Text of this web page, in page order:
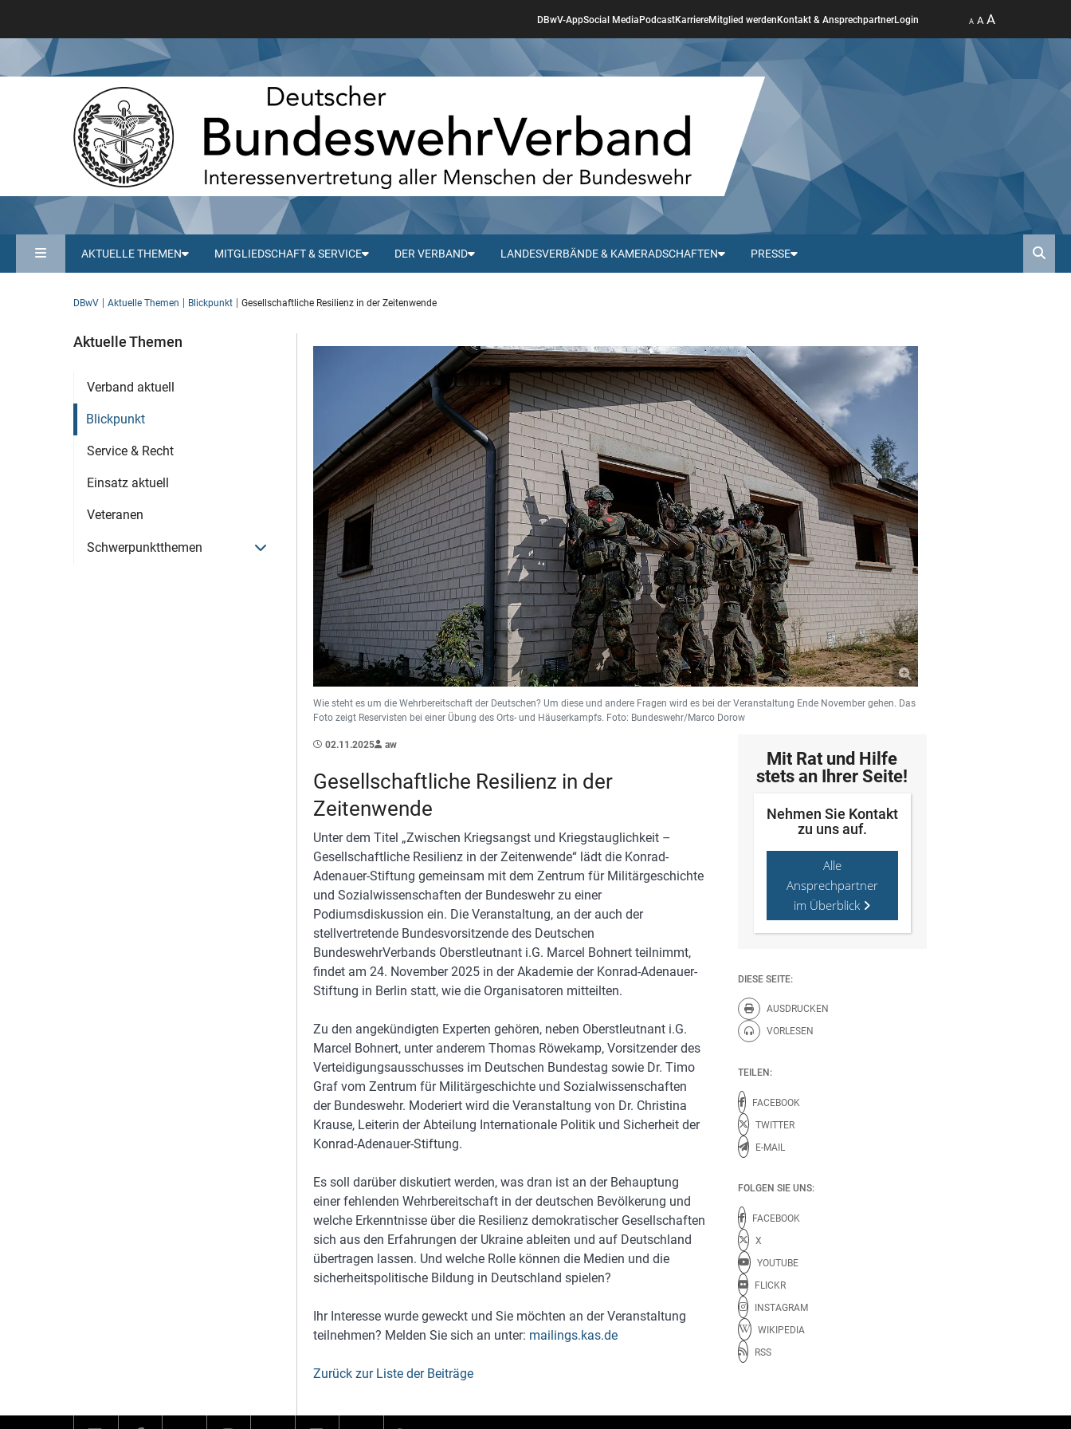
DBwV-AppSocial Media PodcastKarriereMitglied werden Kontakt & AnsprechpartnerLogin A A A
AKTUELLE THEMEN MITGLIEDSCHAFT & SERVICE DER VERBAND LANDESVERBÄNDE & KAMERADSCHAFTEN PRESSE
DBwV Aktuelle Themen Blickpunkt Gesellschaftliche Resilienz in der Zeitenwende
Aktuelle Themen
Verband aktuell
Blickpunkt
Service & Recht
Einsatz aktuell
Veteranen
Schwerpunktthemen Menü öffnen
Wie steht es um die Wehrbereitschaft der Deutschen? Um diese und andere Fragen wird es bei der Veranstaltung Ende November gehen. Das
Foto zeigt Reservisten bei einer Übung des Orts- und Häuserkampfs. Foto: Bundeswehr/Marco Dorow
02.11.2025 aw
Gesellschaftliche Resilienz in der
Zeitenwende
Unter dem Titel „Zwischen Kriegsangst und Kriegstauglichkeit –
Gesellschaftliche Resilienz in der Zeitenwende“ lädt die Konrad-
Adenauer-Stiftung gemeinsam mit dem Zentrum für Militärgeschichte
und Sozialwissenschaften der Bundeswehr zu einer
Podiumsdiskussion ein. Die Veranstaltung, an der auch der
stellvertretende Bundesvorsitzende des Deutschen
BundeswehrVerbands Oberstleutnant i.G. Marcel Bohnert teilnimmt,
findet am 24. November 2025 in der Akademie der Konrad-Adenauer-
Stiftung in Berlin statt, wie die Organisatoren mitteilten.
Zu den angekündigten Experten gehören, neben Oberstleutnant i.G.
Marcel Bohnert, unter anderem Thomas Röwekamp, Vorsitzender des
Verteidigungsausschusses im Deutschen Bundestag sowie Dr. Timo
Graf vom Zentrum für Militärgeschichte und Sozialwissenschaften
der Bundeswehr. Moderiert wird die Veranstaltung von Dr. Christina
Krause, Leiterin der Abteilung Internationale Politik und Sicherheit der
Konrad-Adenauer-Stiftung.
Es soll darüber diskutiert werden, was dran ist an der Behauptung
einer fehlenden Wehrbereitschaft in der deutschen Bevölkerung und
welche Erkenntnisse über die Resilienz demokratischer Gesellschaften
sich aus den Erfahrungen der Ukraine ableiten und auf Deutschland
übertragen lassen. Und welche Rolle können die Medien und die
sicherheitspolitische Bildung in Deutschland spielen?
Ihr Interesse wurde geweckt und Sie möchten an der Veranstaltung
teilnehmen? Melden Sie sich an unter: mailings.kas.de
Zurück zur Liste der Beiträge
Mit Rat und Hilfe
stets an Ihrer Seite!
Nehmen Sie Kontakt
zu uns auf.
Alle
Ansprechpartner
im Überblick
DIESE SEITE:
AUSDRUCKEN
Diese Seite drucken.
VORLESEN
Diese Seite vorlesen.
TEILEN:
FACEBOOK
TWITTER
E-MAIL
FOLGEN SIE UNS:
FACEBOOK
X
YOUTUBE
FLICKR
INSTAGRAM
WIKIPEDIA
RSS